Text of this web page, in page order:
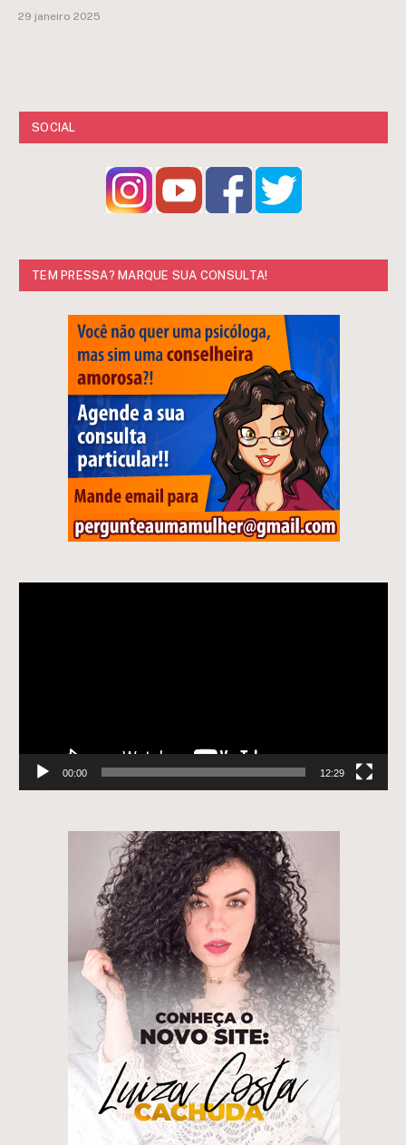
29 janeiro 2025
SOCIAL
TEM PRESSA? MARQUE SUA CONSULTA!
00:00 12:29